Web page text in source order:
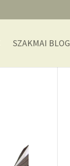
SZAKMAI BLOG